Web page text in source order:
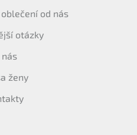
od nás
otázky
nás
ženy